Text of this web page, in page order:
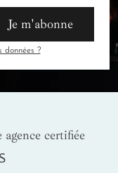
Je m'abonne
données ?
agence certifiée